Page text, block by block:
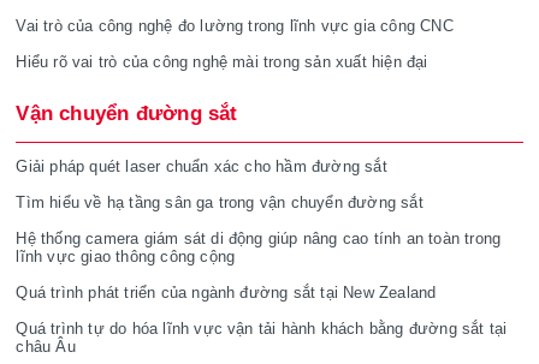
Vai trò của công nghệ đo lường trong lĩnh vực gia công CNC
Hiểu rõ vai trò của công nghệ mài trong sản xuất hiện đại
Vận chuyển đường sắt
Giải pháp quét laser chuẩn xác cho hầm đường sắt
Tìm hiểu về hạ tầng sân ga trong vận chuyển đường sắt
Hệ thống camera giám sát di động giúp nâng cao tính an toàn trong
lĩnh vực giao thông công cộng
Quá trình phát triển của ngành đường sắt tại New Zealand
Quá trình tự do hóa lĩnh vực vận tải hành khách bằng đường sắt tại
châu Âu